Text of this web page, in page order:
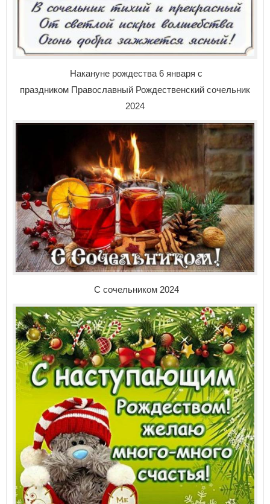
Накануне рождества 6 января с
праздником Православный Рождественский сочельник
2024
С сочельником 2024